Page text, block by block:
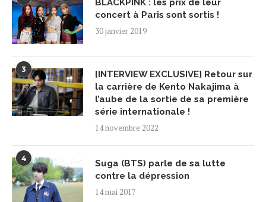
BLACKPINK : les prix de leur
concert à Paris sont sortis !
30 janvier 2019
3
[INTERVIEW EXCLUSIVE] Retour sur
la carrière de Kento Nakajima à
l’aube de la sortie de sa première
série internationale !
14 novembre 2022
4
Suga (BTS) parle de sa lutte
contre la dépression
14 mai 2017